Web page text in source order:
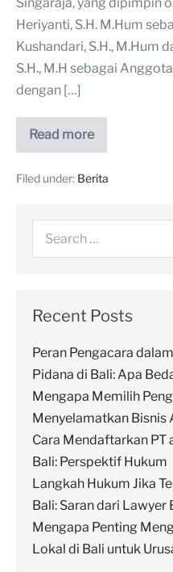
Singaraja, yang dipimpin
Heriyanti, S.H. M.Hum
Kushandari, S.H., M.Hum
S.H., M.H sebagai
dengan […]
Read more
Filed under: Berita
Recent Posts
Peran Pengacara
Pidana di Bali: Apa
Mengapa Memilih
Menyelamatkan Bisnis
Cara Mendaftarkan PT
Bali: Perspektif Hukum
Langkah Hukum Jika
Bali: Saran dari Lawyer
Mengapa Penting
Lokal di Bali untuk